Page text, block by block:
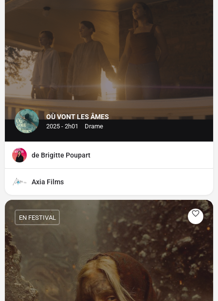
OÙ VONT LES ÂMES
2025 - 2h01 Drame
de Brigitte Poupart
Axia Films
EN FESTIVAL